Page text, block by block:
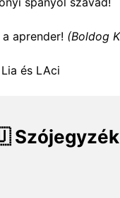
a aprender! (Boldog
és LAci